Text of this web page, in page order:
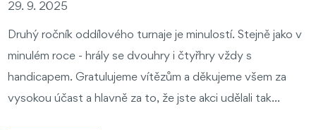
29. 9. 2025
Druhý ročník oddílového turnaje je minulostí. Stejně jako v
minulém roce - hrály se dvouhry i čtyřhry vždy s
handicapem. Gratulujeme vítězům a děkujeme všem za
vysokou účast a hlavně za to, že jste akci udělali tak...